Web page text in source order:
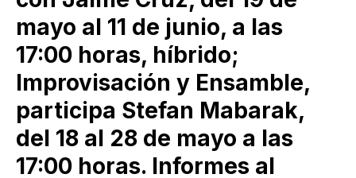
mayo al 11 de junio, a las
17:00 horas, híbrido;
Improvisación y Ensamble,
participa Stefan Mabarak,
del 18 al 28 de mayo a las
17:00 horas. Informes al